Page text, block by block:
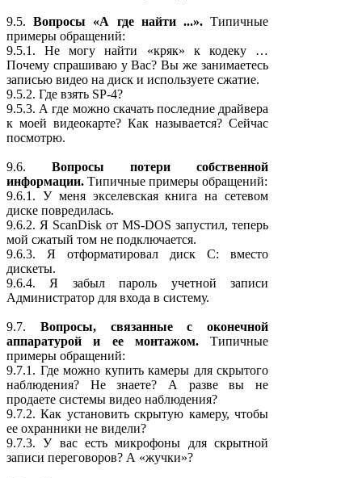
9.5.Вопросы «А где найти ...».Типичные
примеры обращений:
9.5.1. Не могу найти «кряк» к кодеку …
Почему спрашиваю у Вас? Вы же занимаетесь
записью видео на диск и используете сжатие.
9.5.2. Где взять SP-4?
9.5.3. А где можно скачать последние драйвера
к моей видеокарте? Как называется? Сейчас
посмотрю.
9.6. Вопросы потери собственной
информации. Типичные примеры обращений:
9.6.1. У меня экселевская книга на сетевом
диске повредилась.
9.6.2. Я ScanDisk от MS-DOS запустил, теперь
мой сжатый том не подключается.
9.6.3. Я отформатировал диск C: вместо
дискеты.
9.6.4. Я забыл пароль учетной записи
Администратор для входа в систему.
9.7. Вопросы, связанные с оконечной
аппаратурой и ее монтажом.Типичные
примеры обращений:
9.7.1. Где можно купить камеры для скрытого
наблюдения? Не знаете? А разве вы не
продаете системы видео наблюдения?
9.7.2. Как установить скрытую камеру, чтобы
ее охранники не видели?
9.7.3. У вас есть микрофоны для скрытной
записи переговоров? А «жучки»?